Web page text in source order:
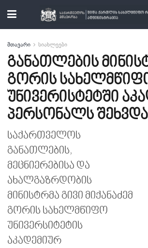
მთავარი სიახლეები
განათლების
გორის
უნივერისტეტში
პერსონალს შეხვდა
საქართველოს
განათლების,
მეცნიერებისა და
ახალგაზრდობის
მინისტრმა გივი მიქანაძემ
გორის სახელმწიფო
უნივერსიტეტის
აკადემიურ